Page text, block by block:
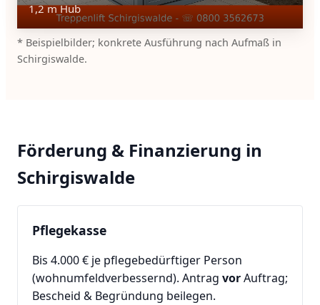
1,2 m Hub
* Beispielbilder; konkrete Ausführung nach Aufmaß in
Schirgiswalde.
Förderung & Finanzierung in
Schirgiswalde
Pflegekasse
Bis 4.000 € je pflegebedürftiger Person
(wohnumfeldverbessernd). Antrag vorAuftrag;
Bescheid & Begründung beilegen.